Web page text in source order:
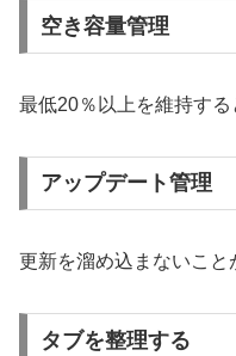
空き容量管理
最低20％以上を維持する
アップデート管理
更新を溜め込まないこと
タブを整理する